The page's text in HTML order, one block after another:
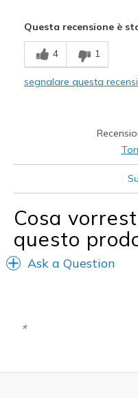
Attractive Design
Breathe Well
Comfortable
Sizing
Feels
Questa recensione è
4 1
segnalare questa
Cosa
questo
Ask a Question